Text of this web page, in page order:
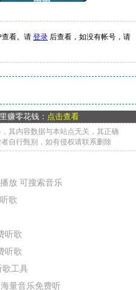
看。请 登录 后查看，如没有帐号，请
赚零花钱： 点击查看
其内容数据与本站点无关，其正确
自行甄别，如有侵权请联系删除
放 可搜索音乐
歌
听歌
听歌
歌工具
量音乐免费听